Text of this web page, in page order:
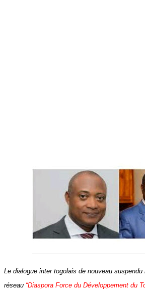
Le dialogue inter togolais de nouveau suspendu
réseau “Diaspora Force du Développement du